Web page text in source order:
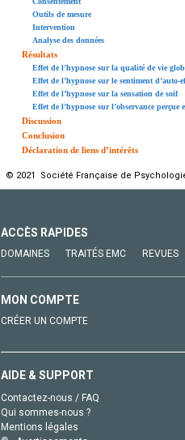
Outils de mesure
Intervention
Analyse des données
Résultats
Effet de l’hypnose sur la qualité de vie
Effet de l’hypnose sur le sentiment d’auto-
Effet de l’hypnose sur la sensation de soif
Effet de l’hypnose sur l’observance perçue
Discussion
Conclusion
Déclaration de liens d’intérêts
© 2021 Société Française de
ACCÈS RAPIDES
DOMAINES TRAITÉS EMC REVUES
MON COMPTE
CRÉER UN COMPTE
AIDE & SUPPORT
Contactez-nous / FAQ
Qui sommes-nous ?
Mentions légales